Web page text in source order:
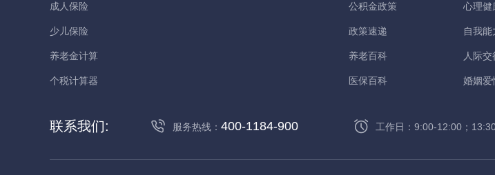
成人保险
少儿保险
养老金计算
个税计算器
公积金政策
政策速递
养老百科
医保百科
心理健
自我能
人际交
婚姻爱
联系我们: 服务热线： 400-1184-900 工作日：9:00-12:00；